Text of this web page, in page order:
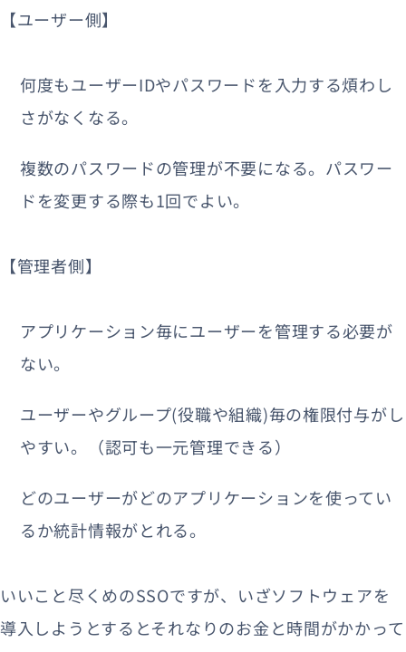
【ユーザー側】
何度もユーザーIDやパスワードを入力する煩わし
さがなくなる。
複数のパスワードの管理が不要になる。パスワー
ドを変更する際も1回でよい。
【管理者側】
アプリケーション毎にユーザーを管理する必要が
ない。
ユーザーやグループ(役職や組織)毎の権限付与がし
やすい。（認可も一元管理できる）
どのユーザーがどのアプリケーションを使ってい
るか統計情報がとれる。
いいこと尽くめのSSOですが、いざソフトウェアを
導入しようとするとそれなりのお金と時間がかかって